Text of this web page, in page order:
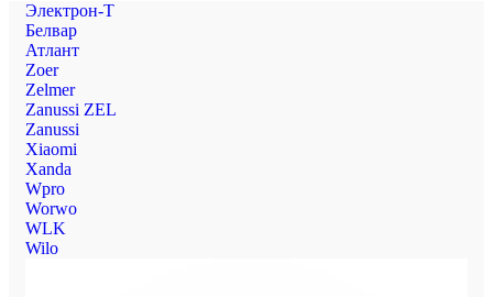
Электрон-Т
Белвар
Атлант
Zoer
Zelmer
Zanussi ZEL
Zanussi
Xiaomi
Xanda
Wpro
Worwo
WLK
Wilo